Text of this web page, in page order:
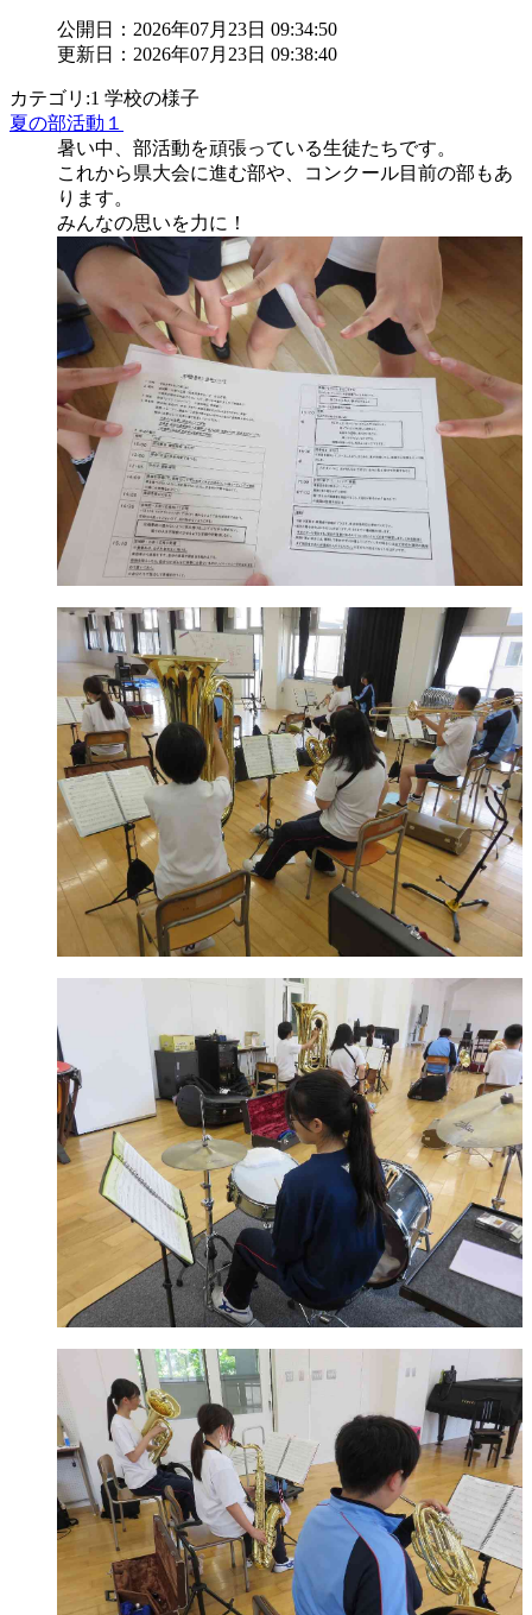
公開日：2026年07月23日 09:34:50
更新日：2026年07月23日 09:38:40
カテゴリ:1 学校の様子
夏の部活動１
暑い中、部活動を頑張っている生徒たちです。
これから県大会に進む部や、コンクール目前の部もあ
ります。
みんなの思いを力に！